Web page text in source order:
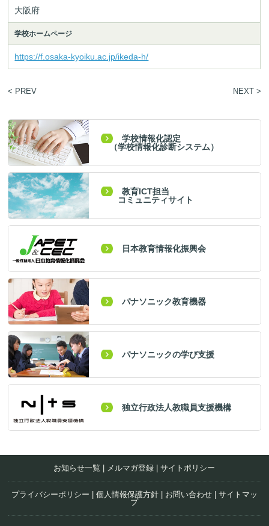
大阪府
学校ホームページ
https://f.osaka-kyoiku.ac.jp/ikeda-h/
< PREV NEXT >
学校情報化認定
（学校情報化診断システム）
教育ICT担当
コミュニティサイト
日本教育情報化振興会
パナソニック教育機器
パナソニックの学び支援
独立行政法人教職員支援機構
お知らせ一覧 メルマガ登録 |サイトポリシー
プライバシーポリシー 個人情報保護方針| お問い合わせ| サイトマッ
プ